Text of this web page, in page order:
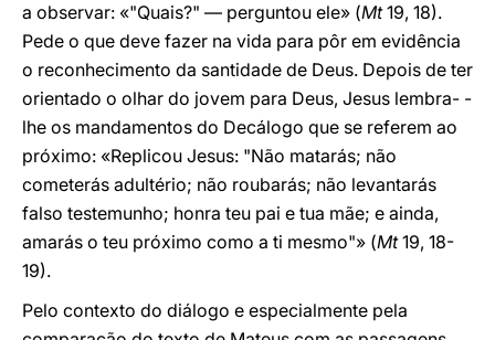
a observar: «"Quais?" — perguntou ele» (Mt19, 18).
Pede o que deve fazer na vida para pôr em evidência
o reconhecimento da santidade de Deus. Depois de ter
orientado o olhar do jovem para Deus, Jesus lembra- -
lhe os mandamentos do Decálogo que se referem ao
próximo: «Replicou Jesus: "Não matarás; não
cometerás adultério; não roubarás; não levantarás
falso testemunho; honra teu pai e tua mãe; e ainda,
amarás o teu próximo como a ti mesmo"» (Mt19, 18-
19).
Pelo contexto do diálogo e especialmente pela